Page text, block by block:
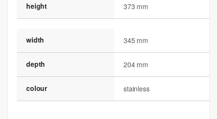
height 373 mm
width 345 mm
depth 204 mm
colour stainless